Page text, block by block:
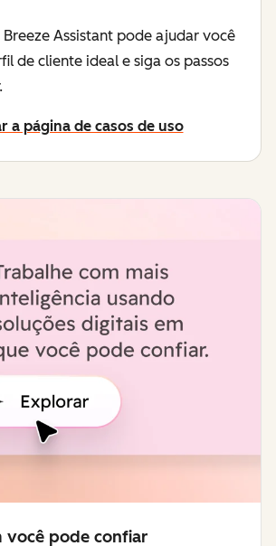
Assistant pode ajudar você
de cliente ideal e siga os passos
a página de casos de uso
você pode confiar